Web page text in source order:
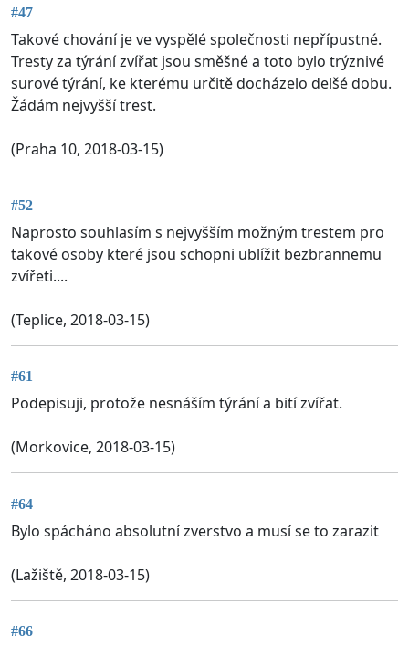
#47
Takové chování je ve vyspělé společnosti nepřípustné.
Tresty za týrání zvířat jsou směšné a toto bylo trýznivé
surové týrání, ke kterému určitě docházelo delšé dobu.
Žádám nejvyšší trest.
(Praha 10, 2018-03-15)
#52
Naprosto souhlasím s nejvyšším možným trestem pro
takové osoby které jsou schopni ublížit bezbrannemu
zvířeti....
(Teplice, 2018-03-15)
#61
Podepisuji, protože nesnáším týrání a bití zvířat.
(Morkovice, 2018-03-15)
#64
Bylo spácháno absolutní zverstvo a musí se to zarazit
(Lažiště, 2018-03-15)
#66